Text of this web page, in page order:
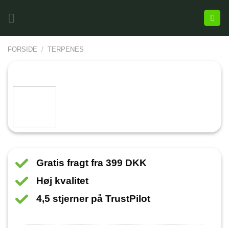
FORSIDE / TERPENES
Gratis fragt fra 399 DKK
Høj kvalitet
4,5 stjerner på TrustPilot